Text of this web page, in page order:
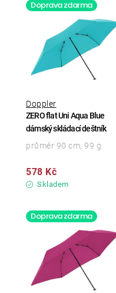
Doprava zdarma
ZERO flat Uni Aqua Blue
dámský skládací deštník
Doppler
Skladem
578 Kč
průměr 90 cm, 99 g
Doprava zdarma